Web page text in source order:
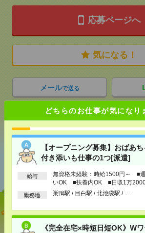
どちらのお仕事が気になり
【オープニング募集】おばあ
付き添いも仕事の1つ[派遣]
給与
無資格未経験：時給1500円～ ■
いOK ■扶養内OK ■日収1万
以上
勤務地 巣鴨駅 / 目白駅 / 北池袋駅 / …
《完全在宅×時短日短OK》W
応募ページへ
気になる！
メールで送る
シェア ツイート
あなたの閲覧履歴からの
【オープニング募集】おばあちゃん
いも仕事の1つ[派遣]